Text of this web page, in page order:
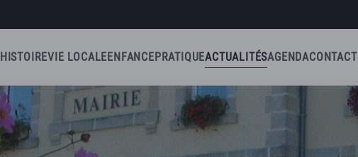
HISTOIREVIE LOCALEENFANCEPRATIQUEACTUALITÉSAGENDACONTACT